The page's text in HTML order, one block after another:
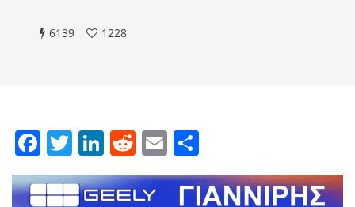
6139 1228
Facebook
Twitter
LinkedIn
Reddit
Email